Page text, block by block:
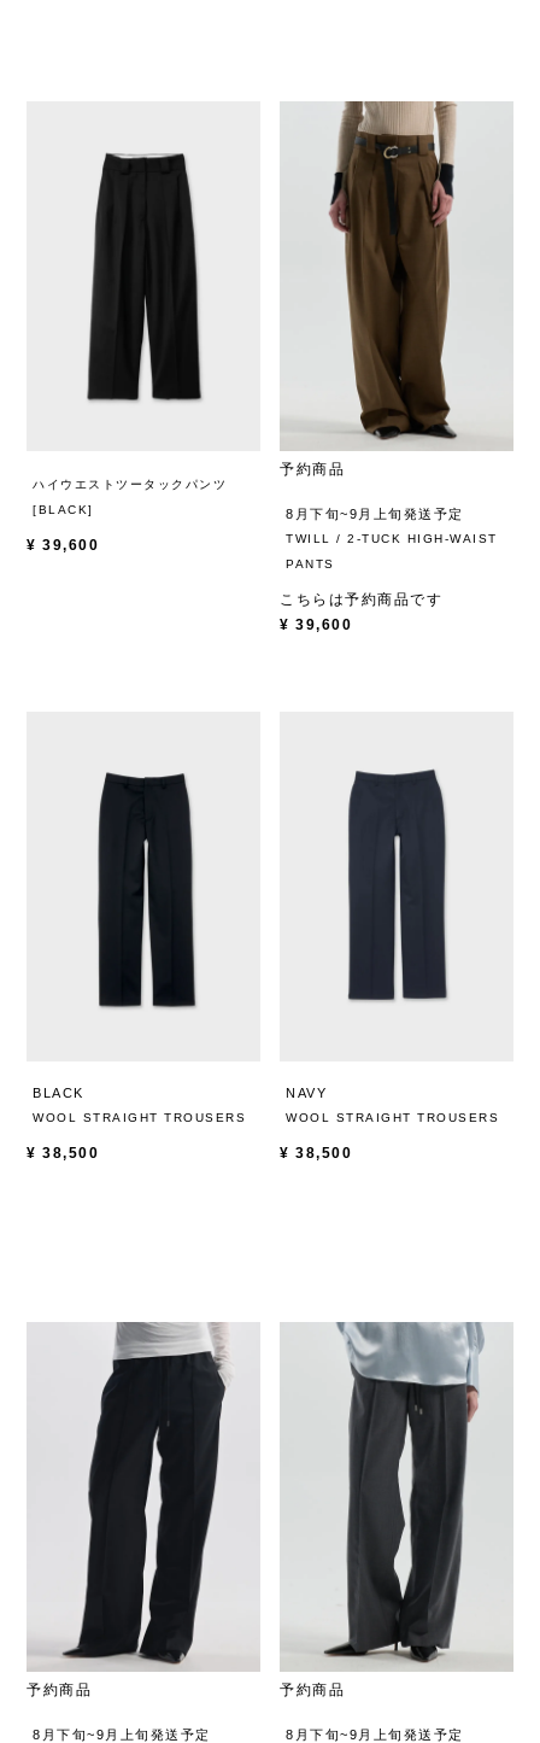
ハイウエストツータックパンツ
[BLACK]
¥ 39,600
予約商品
8月下旬~9月上旬発送予定
TWILL / 2-TUCK HIGH-WAIST
PANTS
こちらは予約商品です
¥ 39,600
BLACK
WOOL STRAIGHT TROUSERS
¥ 38,500
NAVY
WOOL STRAIGHT TROUSERS
¥ 38,500
予約商品
8月下旬~9月上旬発送予定
予約商品
8月下旬~9月上旬発送予定